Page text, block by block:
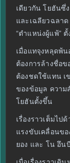
เดียวกัน โยฮันซึ่
และเฉลียวฉลา
“ตำแหน่งผู้แพ้”
เมื่อแทจุงหลุดพ้น
ต้องการล้างชื่อข
ต้องชดใช้แทน เ
ของข้อมูล ความ
โยฮันตั้งขึ้น
เรื่องราวเต็มไป
แรงขับเคลื่อนข
ยอง และ โน อึน